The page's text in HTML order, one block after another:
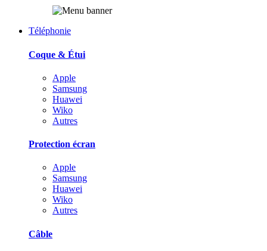
Téléphonie
Coque & Étui
Apple
Samsung
Huawei
Wiko
Autres
Protection écran
Apple
Samsung
Huawei
Wiko
Autres
Câble